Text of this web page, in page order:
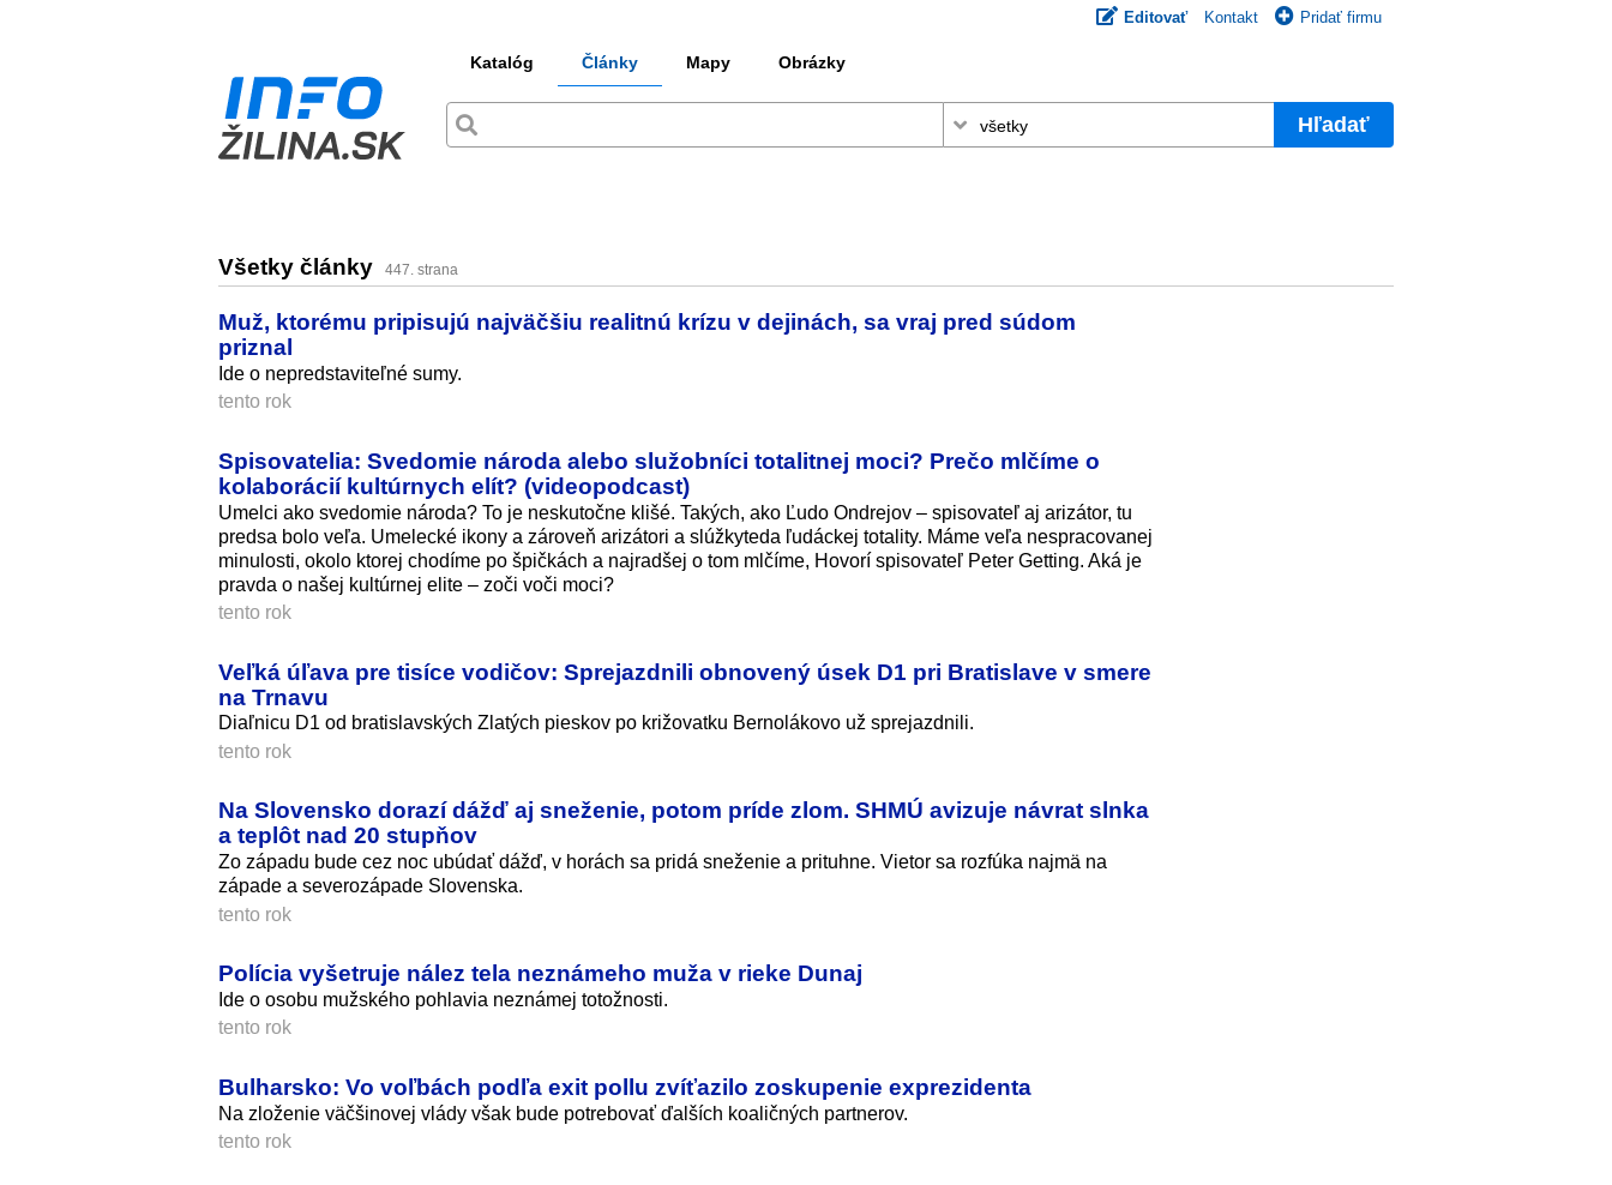
Editovať Kontakt Pridať firmu
Katalóg Články Mapy Obrázky
Hľadať
Všetky články 447. strana
Muž, ktorému pripisujú najväčšiu realitnú krízu v dejinách, sa vraj pred súdom
priznal
Ide o nepredstaviteľné sumy.
tento rok
Spisovatelia: Svedomie národa alebo služobníci totalitnej moci? Prečo mlčíme o
kolaborácií kultúrnych elít? (videopodcast)
Umelci ako svedomie národa? To je neskutočne klišé. Takých, ako Ľudo Ondrejov – spisovateľ aj arizátor, tu
predsa bolo veľa. Umelecké ikony a zároveň arizátori a slúžkyteda ľudáckej totality. Máme veľa nespracovanej
minulosti, okolo ktorej chodíme po špičkách a najradšej o tom mlčíme, Hovorí spisovateľ Peter Getting. Aká je
pravda o našej kultúrnej elite – zoči voči moci?
tento rok
Veľká úľava pre tisíce vodičov: Sprejazdnili obnovený úsek D1 pri Bratislave v smere
na Trnavu
Diaľnicu D1 od bratislavských Zlatých pieskov po križovatku Bernolákovo už sprejazdnili.
tento rok
Na Slovensko dorazí dážď aj sneženie, potom príde zlom. SHMÚ avizuje návrat slnka
a teplôt nad 20 stupňov
Zo západu bude cez noc ubúdať dážď, v horách sa pridá sneženie a prituhne. Vietor sa rozfúka najmä na
západe a severozápade Slovenska.
tento rok
Polícia vyšetruje nález tela neznámeho muža v rieke Dunaj
Ide o osobu mužského pohlavia neznámej totožnosti.
tento rok
Bulharsko: Vo voľbách podľa exit pollu zvíťazilo zoskupenie exprezidenta
Na zloženie väčšinovej vlády však bude potrebovať ďalších koaličných partnerov.
tento rok